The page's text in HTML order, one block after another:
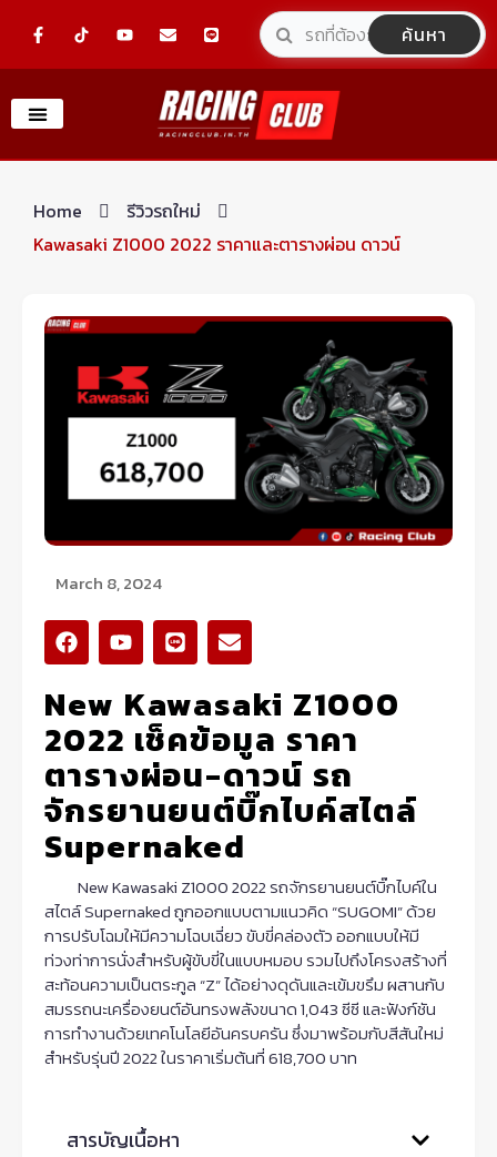
F
a
e
o
o
-
o
t
n
e
l
o
p
e
L
i
e
ค้นหา
Home
รีวิวรถใหม่
Kawasaki Z1000 2022 ราคาและตารางผ่อน ดาวน์
March 8, 2024
F
a
c
e
b
o
o
k
Y
o
u
t
u
b
e
L
i
n
e
E
n
v
e
l
o
p
e
New Kawasaki Z1000
2022 เช็คข้อมูล ราคา
ตารางผ่อน-ดาวน์ รถ
จักรยานยนต์บิ๊กไบค์สไตล์
Supernaked
New Kawasaki Z1000 2022 รถจักรยานยนต์บิ๊กไบค์ใน
สไตล์ Supernaked ถูกออกแบบตามแนวคิด “SUGOMI” ด้วย
การปรับโฉมให้มีความโฉบเฉี่ยว ขับขี่คล่องตัว ออกแบบให้มี
ท่วงท่าการนั่งสำหรับผู้ขับขี่ในแบบหมอบ รวมไปถึงโครงสร้างที่
สะท้อนความเป็นตระกูล “Z” ได้อย่างดุดันและเข้มขรึม ผสานกับ
สมรรถนะเครื่องยนต์อันทรงพลังขนาด 1,043 ซีซี และฟังก์ชัน
การทำงานด้วยเทคโนโลยีอันครบครัน ซึ่งมาพร้อมกับสีสันใหม่
สำหรับรุ่นปี 2022 ในราคาเริ่มต้นที่ 618,700 บาท
สารบัญเนื้อหา